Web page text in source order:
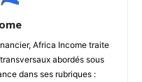
Africa Income traite
abordés sous
dans ses rubriques :